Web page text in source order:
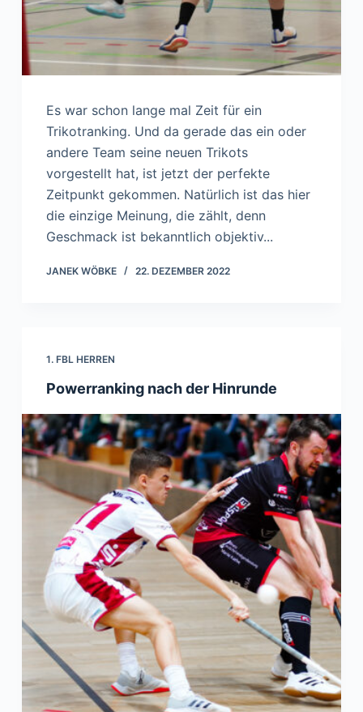
Es war schon lange mal Zeit für ein
Trikotranking. Und da gerade das ein oder
andere Team seine neuen Trikots
vorgestellt hat, ist jetzt der perfekte
Zeitpunkt gekommen. Natürlich ist das hier
die einzige Meinung, die zählt, denn
Geschmack ist bekanntlich objektiv...
JANEK WÖBKE 22. DEZEMBER 2022
1. FBL HERREN
Powerranking nach der Hinrunde